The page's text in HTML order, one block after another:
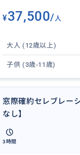
季節のフルーツシャ
USDA最高級 プライ
焼き立てのブリオッ
煎れたてのハワイア
イティーリーフ オー
※メニューは予告な
※メインの変更 : 魚
※アルコール類ご注
ください。
¥37,500/人
大人 (12歳以上)
子供 (3歳-11歳)
窓際確約セレブレー
なし】
3時間